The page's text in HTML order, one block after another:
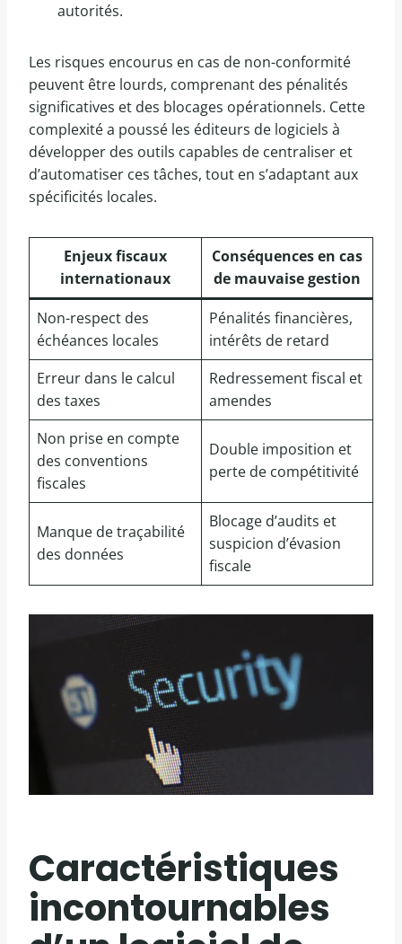
autorités.
Les risques encourus en cas de non-conformité
peuvent être lourds, comprenant des pénalités
significatives et des blocages opérationnels. Cette
complexité a poussé les éditeurs de logiciels à
développer des outils capables de centraliser et
d’automatiser ces tâches, tout en s’adaptant aux
spécificités locales.
Enjeux fiscaux
internationaux
Conséquences en cas
de mauvaise gestion
Non-respect des
échéances locales
Pénalités financières,
intérêts de retard
Erreur dans le calcul
des taxes
Redressement fiscal et
amendes
Non prise en compte
des conventions
fiscales
Double imposition et
perte de compétitivité
Manque de traçabilité
des données
Blocage d’audits et
suspicion d’évasion
fiscale
Caractéristiques
incontournables